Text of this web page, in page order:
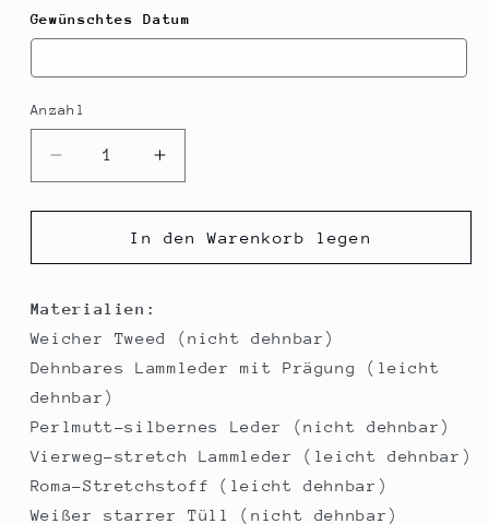
Gewünschtes Datum
Anzahl
Verringere
die
Menge
OW
Cosplay
Kostüm
Erhöhe
die
Menge
für
OW
Kostüm
In den Warenkorb legen
Materialien:
Weicher Tweed (nicht dehnbar)
Dehnbares Lammleder mit Prägung (leicht
dehnbar)
Perlmutt-silbernes Leder (nicht dehnbar)
Vierweg-stretch Lammleder (leicht dehnbar)
Roma-Stretchstoff (leicht dehnbar)
Weißer starrer Tüll (nicht dehnbar)